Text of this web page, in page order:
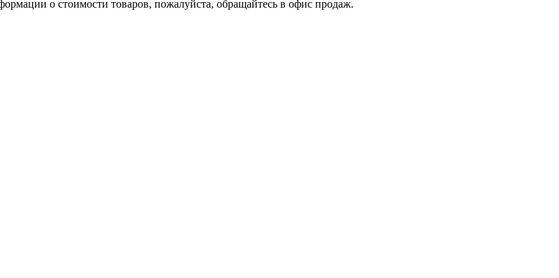
о стоимости товаров, пожалуйста, обращайтесь в офис продаж.